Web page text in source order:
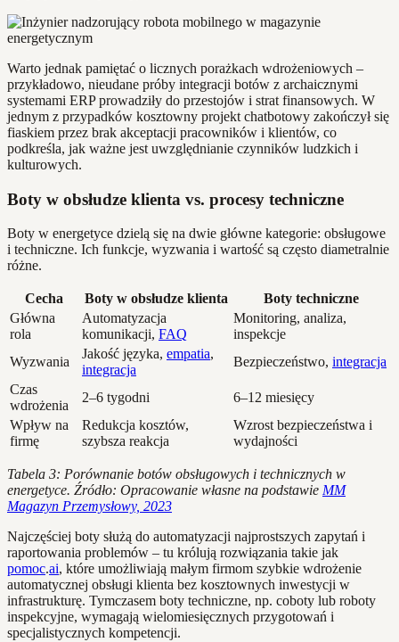
Warto jednak pamiętać o licznych porażkach wdrożeniowych –
przykładowo, nieudane próby integracji botów z archaicznymi
systemami ERP prowadziły do przestojów i strat finansowych. W
jednym z przypadków kosztowny projekt chatbotowy zakończył się
fiaskiem przez brak akceptacji pracowników i klientów, co
podkreśla, jak ważne jest uwzględnianie czynników ludzkich i
kulturowych.
Boty w obsłudze klienta vs. procesy techniczne
Boty w energetyce dzielą się na dwie główne kategorie: obsługowe
i techniczne. Ich funkcje, wyzwania i wartość są często diametralnie
różne.
Cecha Boty w obsłudze klienta
Boty techniczne
Główna
rola
Automatyzacja
komunikacji, FAQ
Monitoring, analiza,
inspekcje
Wyzwania
Jakość języka, empatia,
integracja
Bezpieczeństwo, integracja
Czas
wdrożenia
2–6 tygodni
6–12 miesięcy
Wpływ na
firmę
Redukcja kosztów,
szybsza reakcja
Wzrost bezpieczeństwa i
wydajności
Tabela 3: Porównanie botów obsługowych i technicznych w
energetyce. Źródło: Opracowanie własne na podstawie MM
Magazyn Przemysłowy, 2023
Najczęściej boty służą do automatyzacji najprostszych zapytań i
raportowania problemów – tu królują rozwiązania takie jak
pomoc.ai, które umożliwiają małym firmom szybkie wdrożenie
automatycznej obsługi klienta bez kosztownych inwestycji w
infrastrukturę. Tymczasem boty techniczne, np. coboty lub roboty
inspekcyjne, wymagają wielomiesięcznych przygotowań i
specjalistycznych kompetencji.